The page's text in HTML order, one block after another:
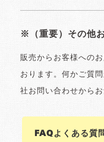
※（重要）その他
販売からお客様への
おります。何かご質
社お問い合わせから
FAQよくある質